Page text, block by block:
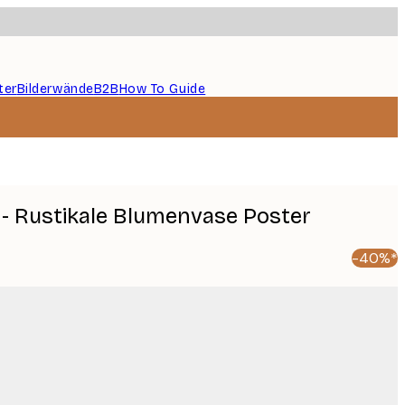
BilderwändeB2BHow To Guide
Rustikale Blumenvase Poster
-40%*